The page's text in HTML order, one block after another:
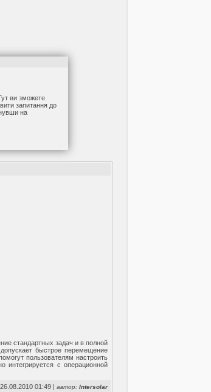
ви зможете
запитання до
на
стандартных задач и в полной
быстрое перемещение
пользователям настроить
интегрируется с операционной
26.08.2010 01:49 |автор:Intersolar